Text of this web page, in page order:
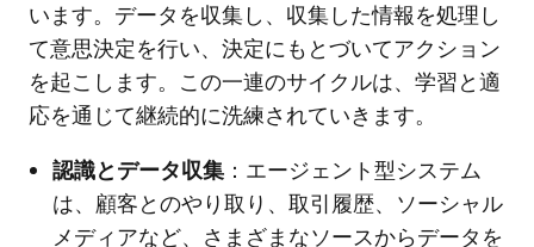
います。データを収集し、収集した情報を処理し
て意思決定を行い、決定にもとづいてアクション
を起こします。この一連のサイクルは、学習と適
応を通じて継続的に洗練されていきます。
認識とデータ収集：エージェント型システム
は、顧客とのやり取り、取引履歴、ソーシャル
メディアなど、さまざまなソースからデータを